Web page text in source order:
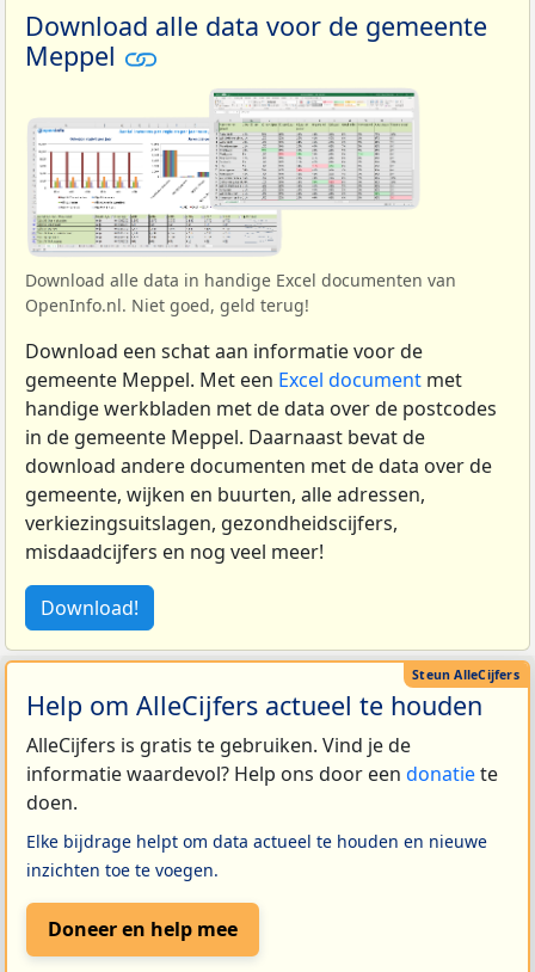
Download alle data voor de gemeente
Meppel
Download alle data in handige Excel documenten van
OpenInfo.nl. Niet goed, geld terug!
Download een schat aan informatie voor de
gemeente Meppel. Met een Excel document met
handige werkbladen met de data over de postcodes
in de gemeente Meppel. Daarnaast bevat de
download andere documenten met de data over de
gemeente, wijken en buurten, alle adressen,
verkiezingsuitslagen, gezondheidscijfers,
misdaadcijfers en nog veel meer!
Download!
Help om AlleCijfers actueel te houden
AlleCijfers is gratis te gebruiken. Vind je de
informatie waardevol? Help ons door een donatiete
doen.
Elke bijdrage helpt om data actueel te houden en nieuwe
inzichten toe te voegen.
Doneer en help mee